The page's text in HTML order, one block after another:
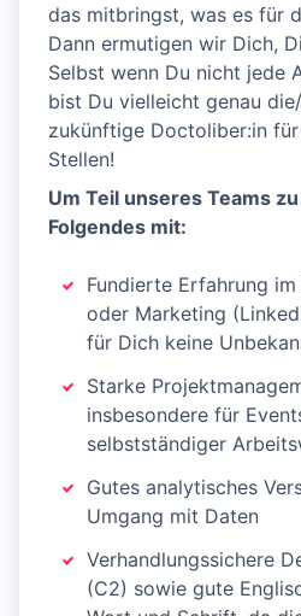
das mitbringst, was es für
Dann ermutigen wir Dich,
Selbst wenn Du nicht jede
bist Du vielleicht genau
zukünftige Doctoliber:in
Stellen!
Um Teil unseres Teams
Folgendes mit:
Fundierte Erfahrung
oder Marketing
für Dich keine
Starke
insbesondere für
selbstständiger
Gutes analytisches
Umgang mit Daten
Verhandlungssichere
(C2) sowie gute